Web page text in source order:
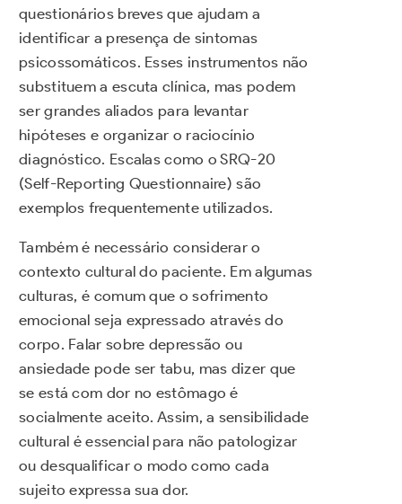
questionários breves que ajudam a
identificar a presença de sintomas
psicossomáticos. Esses instrumentos não
substituem a escuta clínica, mas podem
ser grandes aliados para levantar
hipóteses e organizar o raciocínio
diagnóstico. Escalas como o SRQ-20
(Self-Reporting Questionnaire) são
exemplos frequentemente utilizados.
Também é necessário considerar o
contexto cultural do paciente. Em algumas
culturas, é comum que o sofrimento
emocional seja expressado através do
corpo. Falar sobre depressão ou
ansiedade pode ser tabu, mas dizer que
se está com dor no estômago é
socialmente aceito. Assim, a sensibilidade
cultural é essencial para não patologizar
ou desqualificar o modo como cada
sujeito expressa sua dor.